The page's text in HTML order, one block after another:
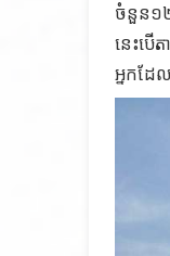
ចំនួន១២
នេះបើ
អ្នកដ